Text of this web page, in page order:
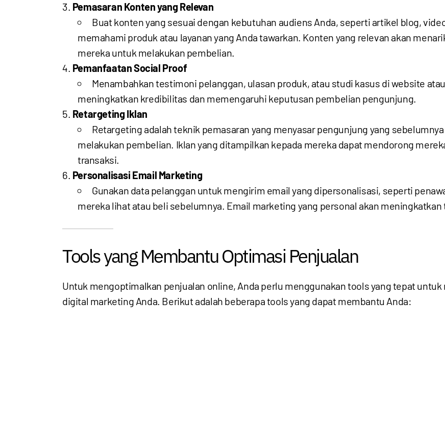
Pemasaran Konten yang Relevan
Buat konten yang sesuai dengan kebutuhan audiens Anda, seperti artikel blog,
memahami produk atau layanan yang Anda tawarkan. Konten yang relevan akan
mereka untuk melakukan pembelian.
Pemanfaatan Social Proof
Menambahkan testimoni pelanggan, ulasan produk, atau studi kasus di website
meningkatkan kredibilitas dan memengaruhi keputusan pembelian pengunjung.
Retargeting Iklan
Retargeting adalah teknik pemasaran yang menyasar pengunjung yang
melakukan pembelian. Iklan yang ditampilkan kepada mereka dapat mendorong
transaksi.
Personalisasi Email Marketing
Gunakan data pelanggan untuk mengirim email yang dipersonalisasi, seperti
mereka lihat atau beli sebelumnya. Email marketing yang personal akan
Tools yang Membantu Optimasi Penjualan
Untuk mengoptimalkan penjualan online, Anda perlu menggunakan tools yang tepat
digital marketing Anda. Berikut adalah beberapa tools yang dapat membantu Anda: